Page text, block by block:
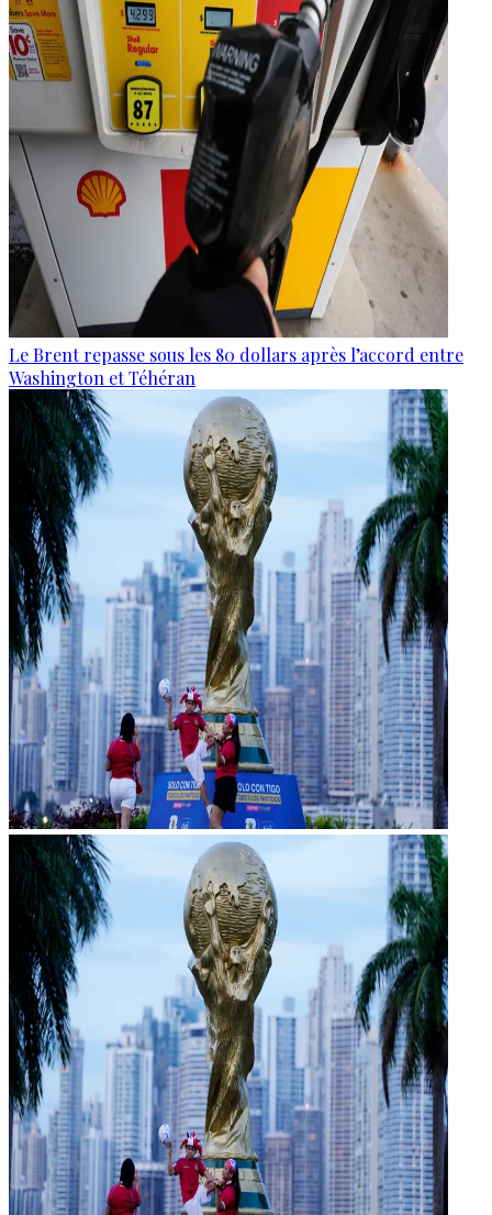
Le Brent repasse sous les 80 dollars après l’accord entre
Washington et Téhéran